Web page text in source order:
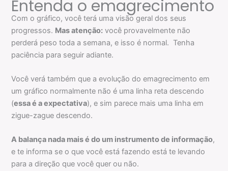
Entenda o emagrecimento
Com o gráfico, você terá uma visão geral dos seus
progressos. Mas atenção: você provavelmente não
perderá peso toda a semana, e isso é normal. Tenha
paciência para seguir adiante.
Você verá também que a evolução do emagrecimento em
um gráfico normalmente não é uma linha reta descendo
(essa é a expectativa), e sim parece mais uma linha em
zigue-zague descendo.
A balança nada mais é do um instrumento de informação,
e te informa se o que você está fazendo está te levando
para a direção que você quer ou não.